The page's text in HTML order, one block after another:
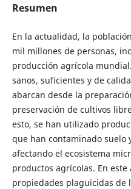
Resumen
En la actualidad, la
mil millones de personas,
producción agrícola
sanos, suficientes y de
abarcan desde la
preservación de cultivos
esto, se han utilizado
que han contaminado suelo
afectando el ecosistema
productos agrícolas. En
propiedades plaguicidas de